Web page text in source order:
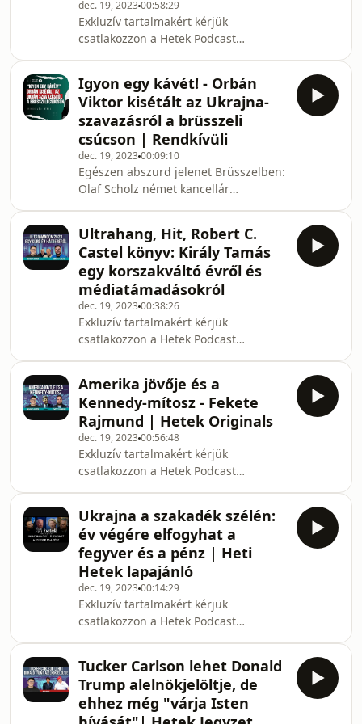
Instagramon:
https://www.instagram.com/hetek.hu/
Soundcloudon:
https://soundcloud.com/hetek-
magazin/ és online is:
https://www.hetek.hu
dec. 19, 202300:58:29
Exkluzív tartalmakért kérjük
csatlakozzon a Hetek Podcast
https://www.youtube.com/channel/
Horváth József, az Alapjogokért
Központ biztonságpolitikai elemzője
értékeli 2023-at és elmondja azt,
milyen forgatókönyvek várhatók az
ukrajnai háború kimeneteléről és a
gázai konfliktus eszkalálódásáról.
Képforrás: Shutterstock/Puzzlepix
Kövess bennünket: Fa
Igyon egy kávét! - Orbán
Viktor kisétált az Ukrajna-
szavazásról a brüsszeli
csúcson | Rendkívüli
dec. 19, 202300:09:10
Egészen abszurd jelenet Brüsszelben:
Olaf Scholz német kancellár
mialatt az Európai Unió másik 26
tagállama megszavazta Ukrajna uniós
csatlakozásának támogatását. Ezzel
Magyarország lényegében lemondott
arról, hogy ezt a döntést megvétózza,
viszont így sem maradt vétó nélkül a
brüsszeli csúcstalálkozó, a döntéseket
a kormányfő hossz
Ultrahang, Hit, Robert C.
Castel könyv: Király Tamás
egy korszakváltó évről és
médiatámadásokról
dec. 19, 202300:38:26
Exkluzív tartalmakért kérjük
csatlakozzon a Hetek Podcast
https://www.youtube.com/channel/
Király Tamás, az @ultrahangofficial
alapító-főszerkesztője és a Hit Rádió
felelős szerkesztője volt a vendégünk.
UTOLSÓ DEDIKÁLT PÉLDÁNYOK!
Robert C. Castel és Király Tamás közös
könyve, a VEREKEDŐ HEGYEK KÖZÖTT
megrendelhető az
https://www.ultrahangkonyvek.
Amerika jövője és a
Kennedy-mítosz - Fekete
Rajmund | Hetek Originals
dec. 19, 202300:56:48
Exkluzív tartalmakért kérjük
csatlakozzon a Hetek Podcast
https://www.youtube.com/channel/
Fekete Rajmund, a
Kommunizmuskutató Intézet
igazgatója, a Közszolgálati Egyetem
Amerika-kutató Intézetének
munkatársa a Kennedy-mítosz
eredetéről, az amerikai álom végéről
és arról, lehet-e a jövőben még
Kennedy a Fehér Házban? Képforrás:
YT/C-Span Kövess ben
Ukrajna a szakadék szélén:
év végére elfogyhat a
fegyver és a pénz | Heti
Hetek lapajánló
dec. 19, 202300:14:29
Exkluzív tartalmakért kérjük
csatlakozzon a Hetek Podcast
https://www.youtube.com/channel/
A Hetek interaktív lapajánlója, lapunk
megrendelhető:
https://www.hetek.hu/elofizetes
Tucker Carlson lehet Donald
Trump alelnökjelöltje, de
ehhez még "várja Isten